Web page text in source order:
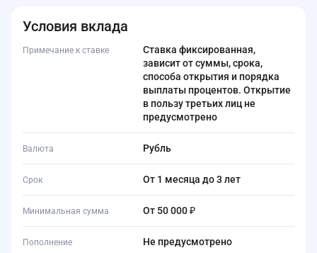
Условия вклада
Примечание к ставке
Ставка фиксированная,
зависит от суммы, срока,
способа открытия и порядка
выплаты процентов. Открытие
в пользу третьих лиц не
предусмотрено
Валюта Рубль
Срок от 1 месяца до 3 лет
Минимальная сумма от 50 000 ₽
Пополнение Не предусмотрено